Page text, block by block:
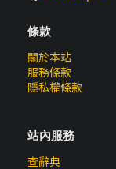
條款
關於本站
服務條款
隱私權條款
站內服務
查辭典